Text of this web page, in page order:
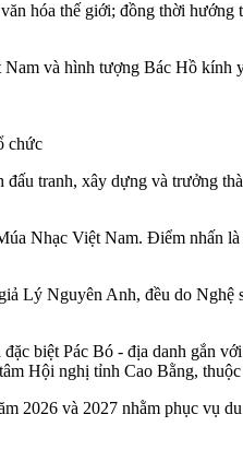
hóa thế giới; đồng thời
và hình tượng Bác Hồ
chức
tranh, xây dựng và trưởng
Nhạc Việt Nam. Điểm nhấn
Lý Nguyên Anh, đều do
biệt Pác Bó - địa danh gắn
Hội nghị tỉnh Cao Bằng,
2026 và 2027 nhằm phục vụ